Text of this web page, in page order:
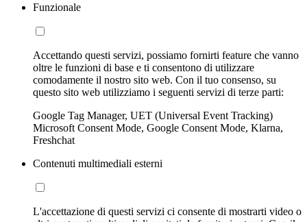
Funzionale
Accettando questi servizi, possiamo fornirti feature che vanno
oltre le funzioni di base e ti consentono di utilizzare
comodamente il nostro sito web. Con il tuo consenso, su
questo sito web utilizziamo i seguenti servizi di terze parti:
Google Tag Manager, UET (Universal Event Tracking)
Microsoft Consent Mode, Google Consent Mode, Klarna,
Freshchat
Contenuti multimediali esterni
L'accettazione di questi servizi ci consente di mostrarti video o